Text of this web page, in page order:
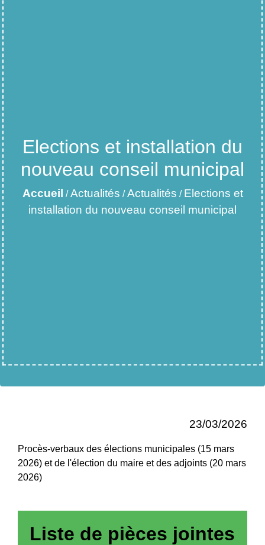
Elections et installation du
nouveau conseil municipal
Accueil /Actualités /Actualités / Elections et
installation du nouveau conseil municipal
23/03/2026
Procès-verbaux des élections municipales (15 mars
2026) et de l'élection du maire et des adjoints (20 mars
2026)
Liste de pièces jointes